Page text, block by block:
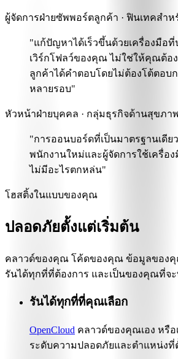
ผู้จัดการฝ่ายซัพพอร์ตลูกค้า · ฟินเทคสำห
"แก้ปัญหาได้เร็วขึ้นด้วยเครื่องมือที่
เวิร์กโฟลว์ของคุณ ไม่ใช่ให้คุณต้อ
ลูกค้าได้คำตอบโดยไม่ต้องโต้ตอบ
หลายรอบ"
หัวหน้าฝ่ายบุคคล · กลุ่มธุรกิจด้านสุขภาพ
"การออนบอร์ดที่เป็นมาตรฐานเดี
พนักงานใหม่และผู้จัดการใช้เครื่อง
ไม่มีอะไรตกหล่น"
โฮสติ้งในแบบของคุณ
ปลอดภัยตั้งแต่เริ่มต้น
คลาวด์ของคุณ โค้ดของคุณ ข้อมูลของ
รันได้ทุกที่ที่ต้องการ และเป็นของคุณที่จ
รันได้ทุกที่ที่คุณเลือก
OpenCloud คลาวด์ของคุณเอง หรือ
ระดับความปลอดภัยและตำแหน่ง